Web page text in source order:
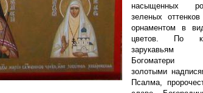
насыщенных
зеленых
орнаментом в
цветов. По
Богоматери
золотыми
Псалма,